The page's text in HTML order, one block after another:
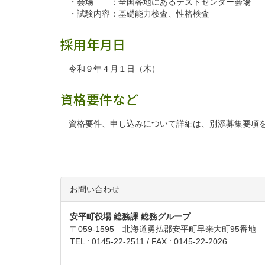
・試験内容：基礎能力検査、性格検査
採用年月日
令和９年４月１日（木）
資格要件など
資格要件、申し込みについて詳細は、別添募集要項
お問い合わせ
安平町役場 総務課 総務グループ
〒059-1595 北海道勇払郡安平町早来大町95番地
TEL : 0145-22-2511 / FAX : 0145-22-2026